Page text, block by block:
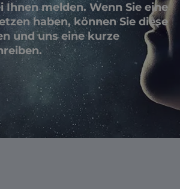
Ihnen melden. Wenn Sie eine
haben, können Sie diese
und uns eine kurze